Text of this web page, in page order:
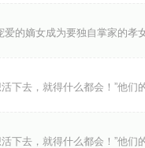
嫡女成为要独自掌家的孝
，就得什么都会！”他们
，就得什么都会！”他们